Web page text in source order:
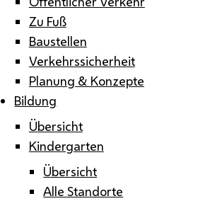
Zu Fuß
Baustellen
Verkehrssicherheit
Planung & Konzepte
Bildung
Übersicht
Kindergarten
Übersicht
Alle Standorte